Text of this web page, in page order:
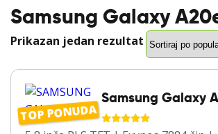
Samsung Galaxy
Prikazan jedan rezultat
TOP PONUDA
Samsung Galaxy
OCENJENO